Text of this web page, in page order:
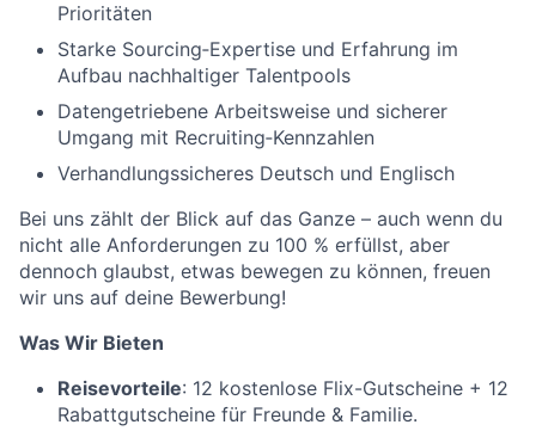
Prioritäten
Starke Sourcing‑Expertise und Erfahrung im
Aufbau nachhaltiger Talentpools
Datengetriebene Arbeitsweise und sicherer
Umgang mit Recruiting‑Kennzahlen
Verhandlungssicheres Deutsch und Englisch
Bei uns zählt der Blick auf das Ganze – auch wenn du
nicht alle Anforderungen zu 100 % erfüllst, aber
dennoch glaubst, etwas bewegen zu können, freuen
wir uns auf deine Bewerbung!
Was Wir Bieten
Reisevorteile: 12 kostenlose Flix-Gutscheine + 12
Rabattgutscheine für Freunde & Familie.